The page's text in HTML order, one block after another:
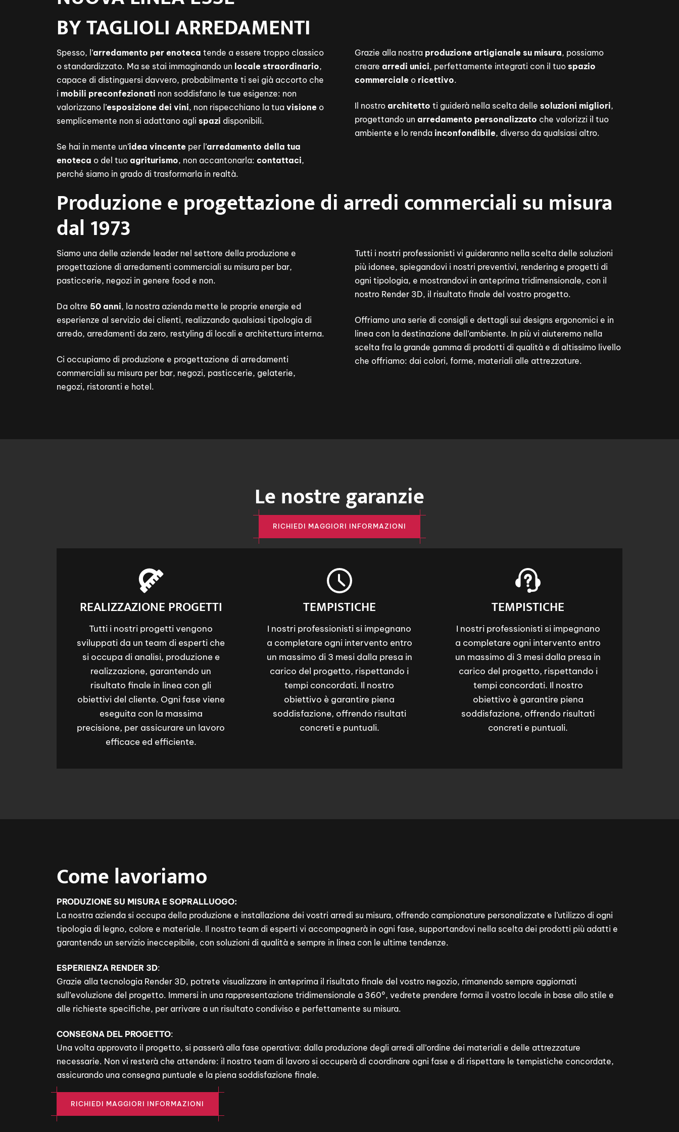
BY TAGLIOLI ARREDAMENTI
Spesso, l’arredamento per enoteca tende a essere troppo classico
o standardizzato. Ma se stai immaginando un locale straordinario,
capace di distinguersi davvero, probabilmente ti sei già accorto che
i mobili preconfezionati non soddisfano le tue esigenze: non
valorizzano l’esposizione dei vini, non rispecchiano la tua visione o
semplicemente non si adattano agli spazi disponibili.
Se hai in mente un’idea vincente per l’arredamento della tua
enoteca o del tuo agriturismo, non accantonarla: contattaci,
perché siamo in grado di trasformarla in realtà.
Grazie alla nostra produzione artigianale su misura, possiamo
creare arredi unici, perfettamente integrati con il tuo spazio
commerciale o ricettivo.
Il nostro architetto ti guiderà nella scelta delle soluzioni migliori,
progettando un arredamento personalizzato che valorizzi il tuo
ambiente e lo renda inconfondibile, diverso da qualsiasi altro.
Produzione e progettazione di arredi commerciali su misura
dal 1973
Siamo una delle aziende leader nel settore della produzione e
progettazione di arredamenti commerciali su misura per bar,
pasticcerie, negozi in genere food e non.
Da oltre 50 anni, la nostra azienda mette le proprie energie ed
esperienze al servizio dei clienti, realizzando qualsiasi tipologia di
arredo, arredamenti da zero, restyling di locali e architettura interna.
Ci occupiamo di produzione e progettazione di arredamenti
commerciali su misura per bar, negozi, pasticcerie, gelaterie,
negozi, ristoranti e hotel.
Tutti i nostri professionisti vi guideranno nella scelta delle soluzioni
più idonee, spiegandovi i nostri preventivi, rendering e progetti di
ogni tipologia, e mostrandovi in anteprima tridimensionale, con il
nostro Render 3D, il risultato finale del vostro progetto.
Offriamo una serie di consigli e dettagli sui designs ergonomici e in
linea con la destinazione dell’ambiente. In più vi aiuteremo nella
scelta fra la grande gamma di prodotti di qualità e di altissimo livello
che offriamo: dai colori, forme, materiali alle attrezzature.
Le nostre garanzie
RICHIEDI MAGGIORI INFORMAZIONI
REALIZZAZIONE PROGETTI
Tutti i nostri progetti vengono
sviluppati da un team di esperti che
si occupa di analisi, produzione e
realizzazione, garantendo un
risultato finale in linea con gli
obiettivi del cliente. Ogni fase viene
eseguita con la massima
precisione, per assicurare un lavoro
efficace ed efficiente.
TEMPISTICHE
I nostri professionisti si impegnano
a completare ogni intervento entro
un massimo di 3 mesi dalla presa in
carico del progetto, rispettando i
tempi concordati. Il nostro
obiettivo è garantire piena
soddisfazione, offrendo risultati
concreti e puntuali.
TEMPISTICHE
I nostri professionisti si impegnano
a completare ogni intervento entro
un massimo di 3 mesi dalla presa in
carico del progetto, rispettando i
tempi concordati. Il nostro
obiettivo è garantire piena
soddisfazione, offrendo risultati
concreti e puntuali.
Come lavoriamo
PRODUZIONE SU MISURA E SOPRALLUOGO:
La nostra azienda si occupa della produzione e installazione dei vostri arredi su misura, offrendo campionature personalizzate e l’utilizzo di ogni
tipologia di legno, colore e materiale. Il nostro team di esperti vi accompagnerà in ogni fase, supportandovi nella scelta dei prodotti più adatti e
garantendo un servizio ineccepibile, con soluzioni di qualità e sempre in linea con le ultime tendenze.
ESPERIENZA RENDER 3D:
Grazie alla tecnologia Render 3D, potrete visualizzare in anteprima il risultato finale del vostro negozio, rimanendo sempre aggiornati
sull’evoluzione del progetto. Immersi in una rappresentazione tridimensionale a 360°, vedrete prendere forma il vostro locale in base allo stile e
alle richieste specifiche, per arrivare a un risultato condiviso e perfettamente su misura.
CONSEGNA DEL PROGETTO:
Una volta approvato il progetto, si passerà alla fase operativa: dalla produzione degli arredi all’ordine dei materiali e delle attrezzature
necessarie. Non vi resterà che attendere: il nostro team di lavoro si occuperà di coordinare ogni fase e di rispettare le tempistiche concordate,
assicurando una consegna puntuale e la piena soddisfazione finale.
RICHIEDI MAGGIORI INFORMAZIONI